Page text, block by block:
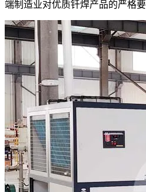
端制造业对优质钎焊产品的严格要